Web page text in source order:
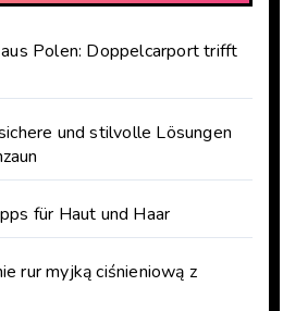
Polen: Doppelcarport trifft
und stilvolle Lösungen
für Haut und Haar
rur myjką ciśnieniową z